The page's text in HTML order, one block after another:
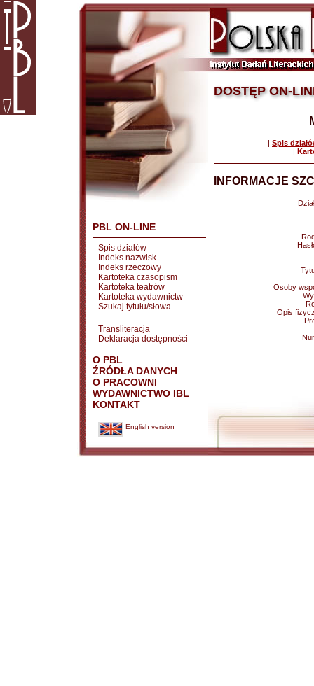
PBL ON-LINE
Spis działów
Indeks nazwisk
Indeks rzeczowy
Kartoteka czasopism
Kartoteka teatrów
Kartoteka wydawnictw
Szukaj tytułu/słowa
Transliteracja
Deklaracja dostępności
O PBL
ŹRÓDŁA DANYCH
O PRACOWNI
WYDAWNICTWO IBL
KONTAKT
English version
DOSTĘP ON-
| Spis
|
INFORMACJE
Osoby
Opis